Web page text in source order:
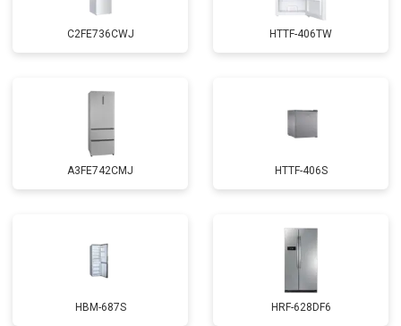
C2FE736CWJ HTTF-406TW
A3FE742CMJ HTTF-406S
HBM-687S HRF-628DF6